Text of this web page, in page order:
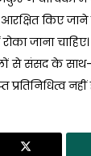
किए जाने
जाना
से संसद के
प्रतिनिधित्व नहीं